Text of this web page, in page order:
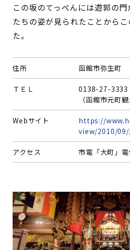
この坂のてっぺんには遊郭の
たちの姿が見られたことから
た。
住所 函館市弥生町
ＴＥＬ
0138-27-3333
（函館市元町
Webサイト
https://
view/2010/
アクセス 市電「大町」